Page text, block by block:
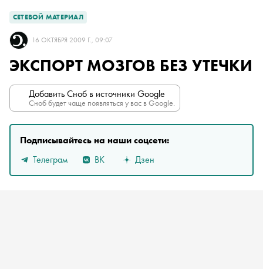
СЕТЕВОЙ МАТЕРИАЛ
16 ОКТЯБРЯ 2009 Г., 09:07
ЭКСПОРТ МОЗГОВ БЕЗ УТЕЧКИ
Добавить Сноб в источники Google
Сноб будет чаще появляться у вас в Google.
Подписывайтесь на наши соцсети:
Телеграм
ВК Дзен